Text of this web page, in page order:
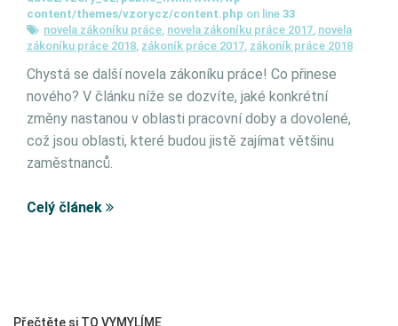
content/themes/vzorycz/content.php on line 33
novela zákoníku práce, novela zákoníku práce 2017, novela
zákoníku práce 2018, zákoník práce 2017, zákoník práce 2018
Chystá se další novela zákoníku práce! Co přinese
nového? V článku níže se dozvíte, jaké konkrétní
změny nastanou v oblasti pracovní doby a dovolené,
což jsou oblasti, které budou jistě zajímat většinu
zaměstnanců.
Celý článek
Přečtěte si TO VYMYLÍME